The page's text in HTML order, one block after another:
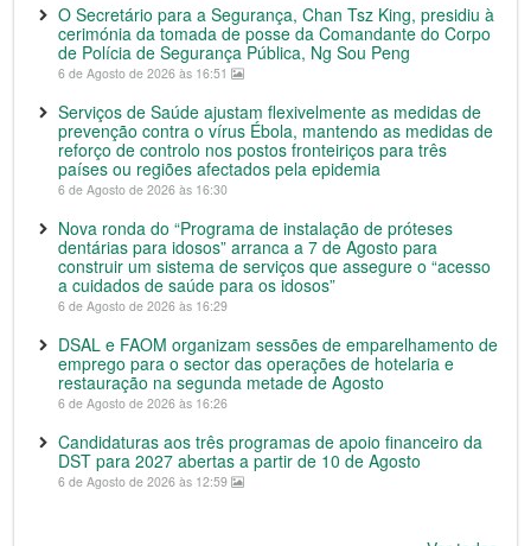
O Secretário para a Segurança, Chan Tsz King, presidiu à
cerimónia da tomada de posse da Comandante do Corpo
de Polícia de Segurança Pública, Ng Sou Peng
6 de Agosto de 2026 às 16:51
Serviços de Saúde ajustam flexivelmente as medidas de
prevenção contra o vírus Ébola, mantendo as medidas de
reforço de controlo nos postos fronteiriços para três
países ou regiões afectados pela epidemia
6 de Agosto de 2026 às 16:30
Nova ronda do “Programa de instalação de próteses
dentárias para idosos” arranca a 7 de Agosto para
construir um sistema de serviços que assegure o “acesso
a cuidados de saúde para os idosos”
6 de Agosto de 2026 às 16:29
DSAL e FAOM organizam sessões de emparelhamento de
emprego para o sector das operações de hotelaria e
restauração na segunda metade de Agosto
6 de Agosto de 2026 às 16:26
Candidaturas aos três programas de apoio financeiro da
DST para 2027 abertas a partir de 10 de Agosto
6 de Agosto de 2026 às 12:59